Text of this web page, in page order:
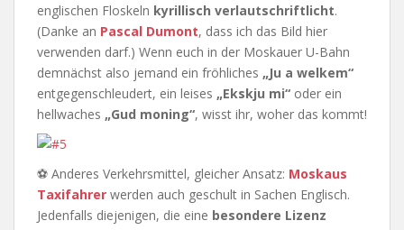
englischen Floskeln kyrillisch verlautschriftlicht.
(Danke an Pascal Dumont, dass ich das Bild hier
verwenden darf.) Wenn euch in der Moskauer U-Bahn
demnächst also jemand ein fröhliches „Ju a welkem“
entgegenschleudert, ein leises „Ekskju mi“ oder ein
hellwaches „Gud moning“, wisst ihr, woher das kommt!
⚽ Anderes Verkehrsmittel, gleicher Ansatz: Moskaus
Taxifahrer werden auch geschult in Sachen Englisch.
Jedenfalls diejenigen, die eine besondere Lizenz